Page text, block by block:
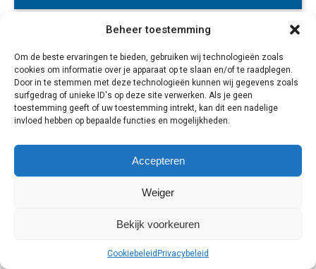
Beheer toestemming
Om de beste ervaringen te bieden, gebruiken wij technologieën zoals
cookies om informatie over je apparaat op te slaan en/of te raadplegen.
Door in te stemmen met deze technologieën kunnen wij gegevens zoals
surfgedrag of unieke ID's op deze site verwerken. Als je geen
toestemming geeft of uw toestemming intrekt, kan dit een nadelige
invloed hebben op bepaalde functies en mogelijkheden.
Accepteren
Weiger
Bekijk voorkeuren
Cookiebeleid Privacybeleid
The Fortress Resort & Spa een oase van rust. De koloniale
bouwstijl van dit boutique resort is geïnspireerd op het
beroemde Galle Fort in het nabijgelegen stadje Galle. Hier
vindt u dezelfde mix van oud Nederlands en Portugese
Cookiebeleid Privacybeleid